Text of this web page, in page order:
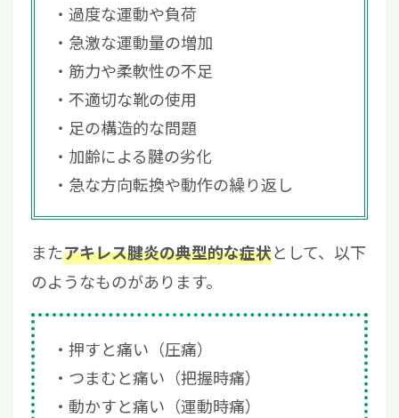
過度な運動や負荷
急激な運動量の増加
筋力や柔軟性の不足
不適切な靴の使用
足の構造的な問題
加齢による腱の劣化
急な方向転換や動作の繰り返し
またアキレス腱炎の典型的な症状として、以下
のようなものがあります。
押すと痛い（圧痛）
つまむと痛い（把握時痛）
動かすと痛い（運動時痛）